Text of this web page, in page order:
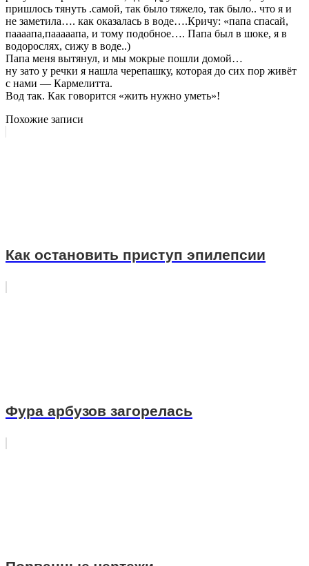
пришлось тянуть .самой, так было тяжело, так было.. что я и
не заметила…. как оказалась в воде….Кричу: «папа спасай,
паааапа,пааааапа, и тому подобное…. Папа был в шоке, я в
водорослях, сижу в воде..)
Папа меня вытянул, и мы мокрые пошли домой…
ну зато у речки я нашла черепашку, которая до сих пор живёт
с нами — Кармелитта.
Вод так. Как говорится «жить нужно уметь»!
Похожие записи
Как остановить приступ эпилепсии
Фура арбузов загорелась